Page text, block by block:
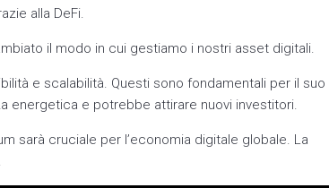
alla DeFi.
il modo in cui gestiamo i nostri asset digitali.
e scalabilità. Questi sono fondamentali per il suo
energetica e potrebbe attirare nuovi investitori.
sarà cruciale per l’economia digitale globale. La